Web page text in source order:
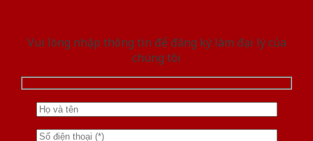
Vui lòng nhập thông tin để đăng ký làm đại lý của
chúng tôi